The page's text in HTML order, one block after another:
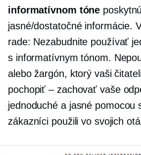
informatívnom tóne
jasné/dostatočné informácie.
rade: Nezabudnite používať
s informatívnym tónom.
alebo žargón, ktorý vaši
pochopiť – zachovať vaše
jednoduché a jasné pomocou
zákazníci použili vo svojich